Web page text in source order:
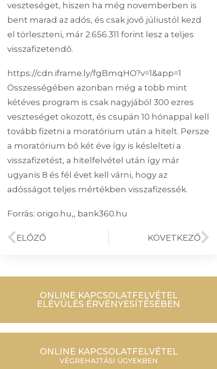
veszteséget, hiszen ha még novemberben is
bent marad az adós, és csak jövő júliustól kezd
el törleszteni, már 2.656.311 forint lesz a teljes
visszafizetendő.
https://cdn.iframe.ly/fgBmqHO?v=1&app=1
Összességében azonban még a több mint
kétéves program is csak nagyjából 300 ezres
veszteséget okozott, és csupán 10 hónappal kell
tovább fizetni a moratórium után a hitelt. Persze
a moratórium bő két éve így is késlelteti a
visszafizetést, a hitelfelvétel után így már
ugyanis 8 és fél évet kell várni, hogy az
adósságot teljes mértékben visszafizessék.
Forrás: origo.hu,, bank360.hu
ELŐZŐ KÖVETKEZŐ
ONLINE KAPCSOLATFELVÉTEL
ELÉVÜLÉS ÉRVÉNYESÍTÉSÉBEN
ONLINE KAPCSOLATFELVÉTEL
VÉGREHAJTÁSI ÜGYEKBEN